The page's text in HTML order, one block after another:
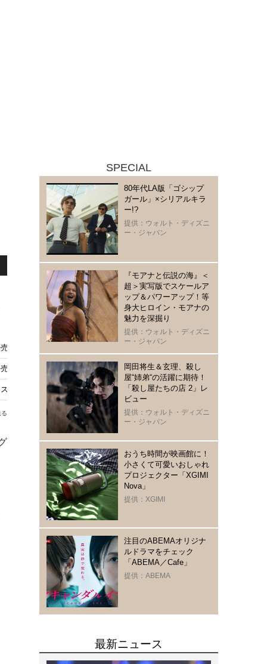
へ “銀河子育てあるある”を1年楽しめる
『スター・ウォーズ／マンダロリアン・アンド・グローグー』
ター・ウォーズ／マンダロリアン・アンド・グローグー』
SPECIAL
80年代LA版「ゴシップ
ガール」×シリアルキラ
ー!?
提供：ウォルト・ディズニ
ー・ジャパン
『モアナと伝説の海』＜
超＞実写版でスケールア
ップ＆パワーアップ！等
身大ヒロイン・モアナの
魅力を深掘り
提供：ウォルト・ディズニ
ー・ジャパン
岡田将生＆玄理、殺し
屋“姉弟“の活躍に期待！
「殺し屋たちの店 2」レ
ビュー
提供：ウォルト・ディズニ
ー・ジャパン
おうち時間が映画館に！
小さくて可愛いおしゃれ
プロジェクター「XGIMI
Nova」
提供：XGIMI
注目のABEMAオリジナ
ルドラマをチェック
「ABEMA／Cafe」
提供：ABEMA